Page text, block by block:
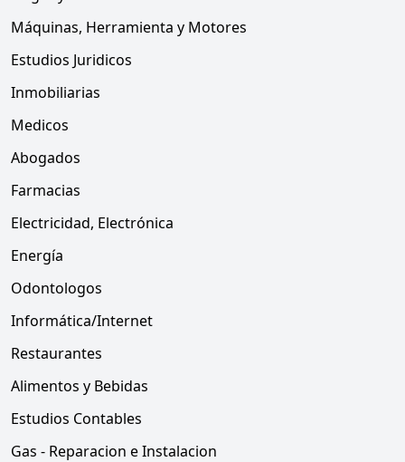
Máquinas, Herramienta y Motores
Estudios Juridicos
Inmobiliarias
Medicos
Abogados
Farmacias
Electricidad, Electrónica
Energía
Odontologos
Informática/Internet
Restaurantes
Alimentos y Bebidas
Estudios Contables
Gas - Reparacion e Instalacion